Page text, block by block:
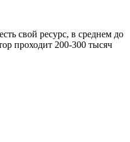
свой ресурс, в среднем до
проходит 200-300 тысяч